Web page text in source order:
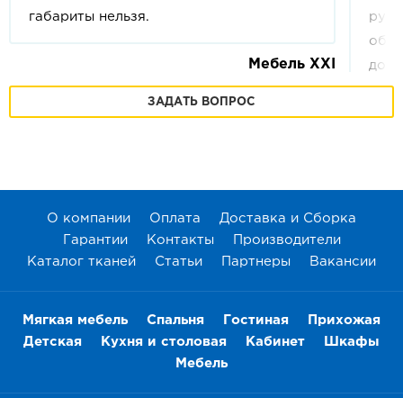
габариты нельзя.
Мебель XXI
руб.
ЗАДАТЬ ВОПРОС
О компании Оплата
Доставка и Сборка
Гарантии
Контакты
Производители
Каталог тканей
Статьи Партнеры Вакансии
Мягкая мебель Спальня Гостиная
Прихожая
Детская
Кухня и столовая Кабинет
Шкафы
Мебель